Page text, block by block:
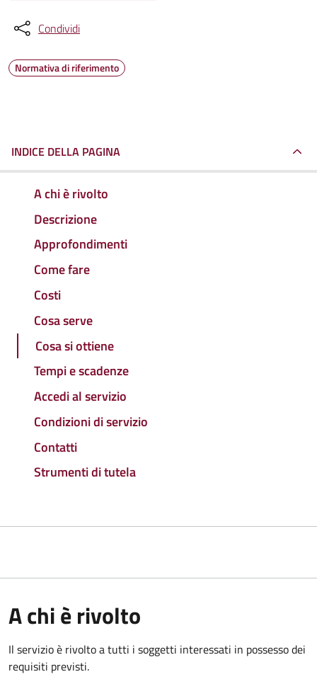
Condividi
Normativa di riferimento
INDICE DELLA PAGINA
A chi è rivolto
Descrizione
Approfondimenti
Come fare
Costi
Cosa serve
Cosa si ottiene
Tempi e scadenze
Accedi al servizio
Condizioni di servizio
Contatti
Strumenti di tutela
A chi è rivolto
Il servizio è rivolto a tutti i soggetti interessati in possesso dei
requisiti previsti.